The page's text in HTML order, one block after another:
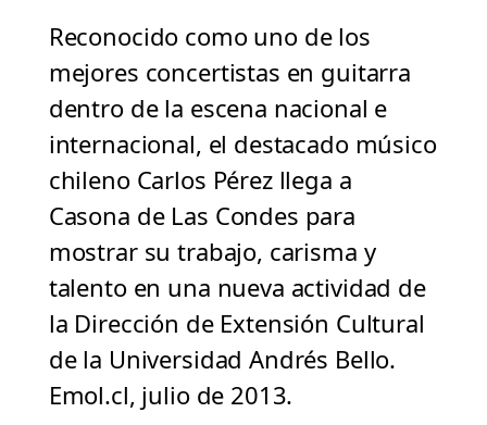
Reconocido como uno de los
mejores concertistas en guitarra
dentro de la escena nacional e
internacional, el destacado músico
chileno Carlos Pérez llega a
Casona de Las Condes para
mostrar su trabajo, carisma y
talento en una nueva actividad de
la Dirección de Extensión Cultural
de la Universidad Andrés Bello.
Emol.cl, julio de 2013.